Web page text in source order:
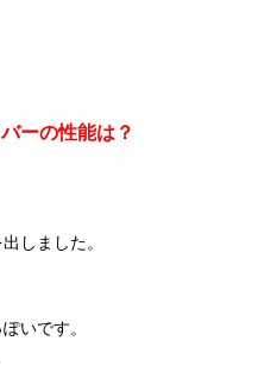
ーの性能は？
しました。
いです。